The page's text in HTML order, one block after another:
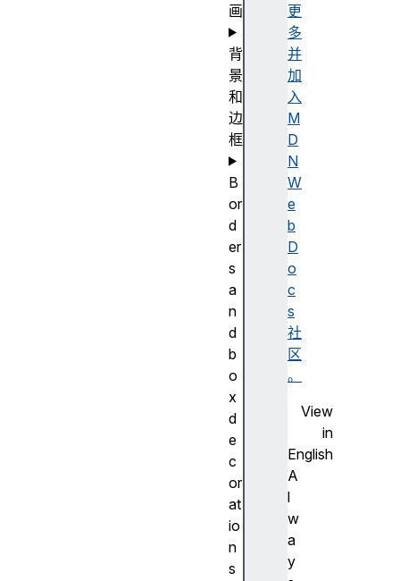
更
多
并
加
入
M
D
N
W
e
b
D
o
c
s
社
区
。
View
in
English
A
l
w
a
y
画
背
景
和
边
框
B
or
d
er
s
a
n
d
b
o
x
d
e
c
or
at
io
n
s